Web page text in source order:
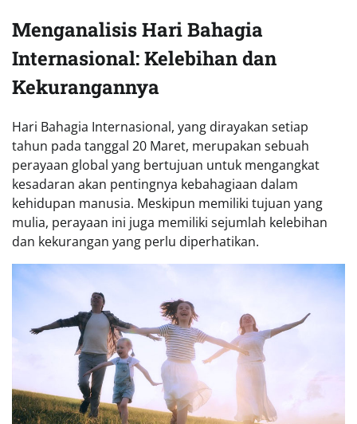
Menganalisis Hari Bahagia
Internasional: Kelebihan dan
Kekurangannya
Hari Bahagia Internasional, yang dirayakan setiap
tahun pada tanggal 20 Maret, merupakan sebuah
perayaan global yang bertujuan untuk mengangkat
kesadaran akan pentingnya kebahagiaan dalam
kehidupan manusia. Meskipun memiliki tujuan yang
mulia, perayaan ini juga memiliki sejumlah kelebihan
dan kekurangan yang perlu diperhatikan.